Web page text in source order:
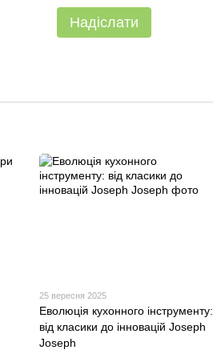
Надіслати
25 вересня 2025
Еволюція кухонного інструменту:
від класики до інновацій Joseph
Joseph